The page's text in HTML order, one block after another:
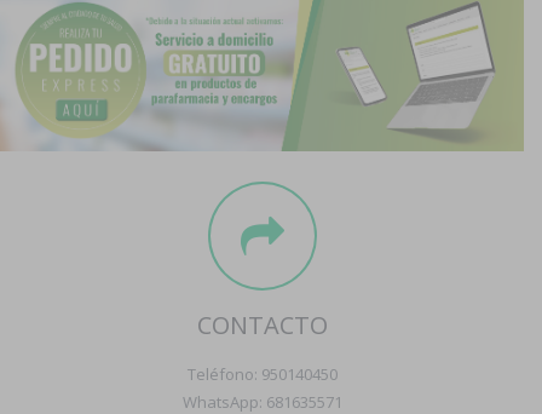
Blog
Contacto
Boletín
CONTACTO
Teléfono: 950140450
WhatsApp: 681635571